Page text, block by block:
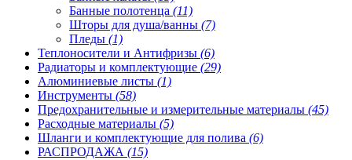
Банные полотенца (11)
Шторы для душа/ванны (7)
Пледы (1)
Теплоносители и Антифризы (6)
Радиаторы и комплектующие (29)
Алюминиевые листы (1)
Инструменты (58)
Предохранительные и измерительные материалы (45)
Расходные материалы (5)
Шланги и комплектующие для полива (6)
РАСПРОДАЖА (15)